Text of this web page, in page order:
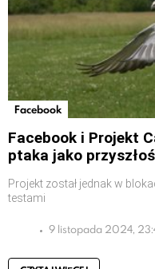
Facebook
Facebook i Projekt
ptaka jako
Projekt został jednak w
testami
9 listopada 2024,